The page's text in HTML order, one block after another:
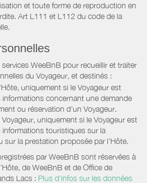
et toute forme de reproduction en
Art L111 et L112 du code de la
WeeBnB pour recueillir et traiter
du Voyageur, et destinés :
uniquement si le Voyageur est
concernant une demande
ou réservation d'un Voyageur.
uniquement si le Voyageur est
touristiques sur la
sur la prestation proposée par l'Hôte.
par WeeBnB sont réservées à
de WeeBnB et de Office de
Lacs : Plus d'infos sur les données